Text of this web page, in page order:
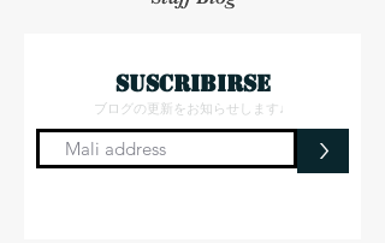
suscribirse
ブログの更新をお知らせします♩
>